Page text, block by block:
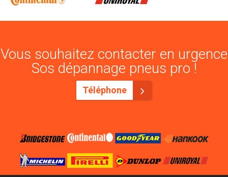
Vous souhaitez contacter en urgence
Sos dépannage pneus pro !
Téléphone